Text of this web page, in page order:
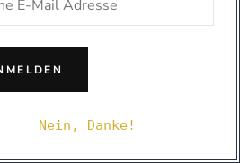
vonWordPress
Nein, Danke!